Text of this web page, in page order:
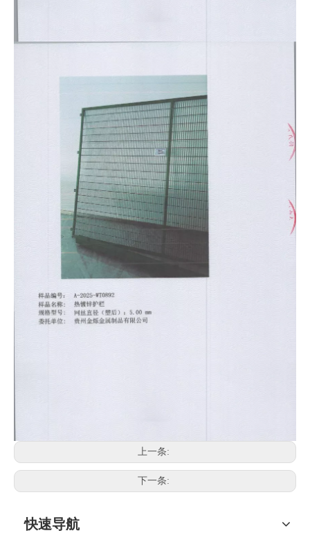
上一条:
下一条:
快速导航